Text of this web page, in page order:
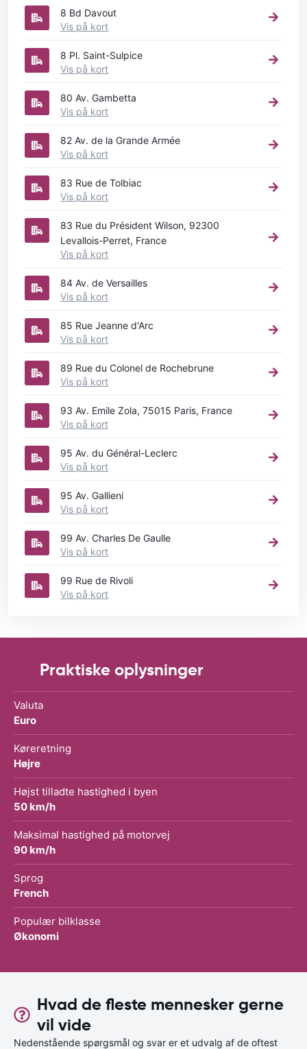
8 Bd Davout
Vis på kort
8 Pl. Saint-Sulpice
Vis på kort
80 Av. Gambetta
Vis på kort
82 Av. de la Grande Armée
Vis på kort
83 Rue de Tolbiac
Vis på kort
83 Rue du Président Wilson, 92300
Levallois-Perret, France
Vis på kort
84 Av. de Versailles
Vis på kort
85 Rue Jeanne d'Arc
Vis på kort
89 Rue du Colonel de Rochebrune
Vis på kort
93 Av. Emile Zola, 75015 Paris, France
Vis på kort
95 Av. du Général-Leclerc
Vis på kort
95 Av. Gallieni
Vis på kort
99 Av. Charles De Gaulle
Vis på kort
99 Rue de Rivoli
Vis på kort
Praktiske oplysninger
Valuta
Euro
Køreretning
Højre
Højst tilladte hastighed i byen
50 km/h
Maksimal hastighed på motorvej
90 km/h
Sprog
French
Populær bilklasse
Økonomi
Hvad de fleste mennesker gerne
vil vide
Nedenstående spørgsmål og svar er et udvalg af de oftest